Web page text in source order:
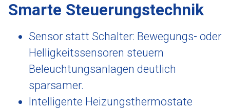
Smarte Steuerungstechnik
Sensor statt Schalter: Bewegungs- oder
Helligkeitssensoren steuern
Beleuchtungsanlagen deutlich
sparsamer.
Intelligente Heizungsthermostate